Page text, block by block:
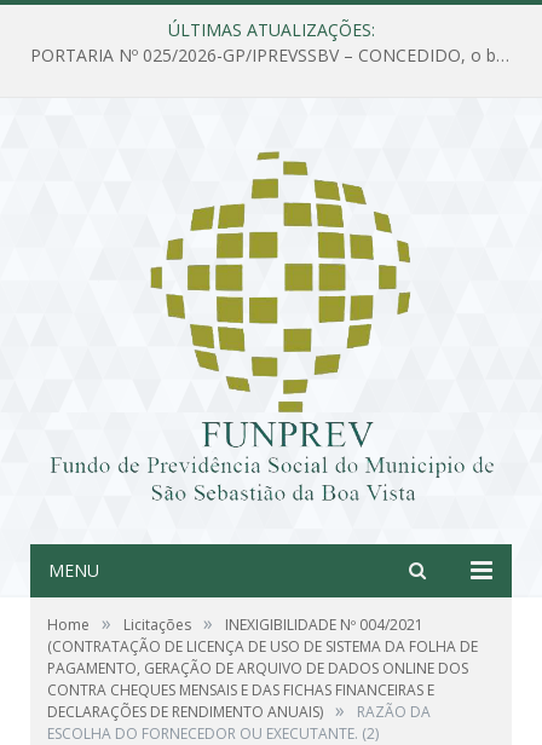
ÚLTIMAS ATUALIZAÇÕES:
PORTARIA Nº 025/2026-GP/IPREVSSBV – CONCEDIDO, o benefício de PENSÃO a MARIA ESTELA DOS SANTOS SOUZA
MENU
Home » Licitações »
INEXIGIBILIDADE Nº 004/2021
(CONTRATAÇÃO DE LICENÇA DE USO DE SISTEMA DA FOLHA DE
PAGAMENTO, GERAÇÃO DE ARQUIVO DE DADOS ONLINE DOS
CONTRA CHEQUES MENSAIS E DAS FICHAS FINANCEIRAS E
DECLARAÇÕES DE RENDIMENTO ANUAIS) »
RAZÃO DA
ESCOLHA DO FORNECEDOR OU EXECUTANTE. (2)